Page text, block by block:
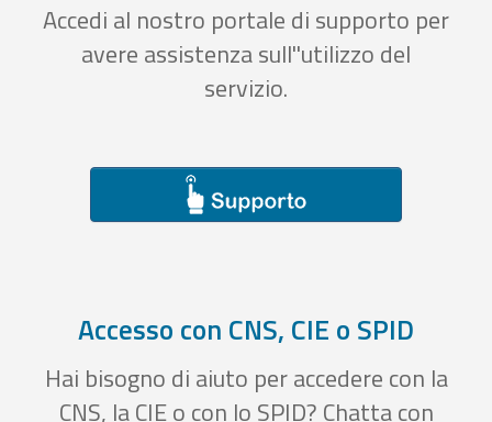
Accedi al nostro portale di supporto per
avere assistenza sull''utilizzo del
servizio.
Accesso con CNS, CIE o SPID
Hai bisogno di aiuto per accedere con la
CNS, la CIE o con lo SPID? Chatta con